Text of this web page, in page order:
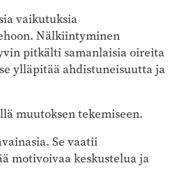
vaikutuksia
Nälkiintyminen
pitkälti samanlaisia oireita
ylläpitää ahdistuneisuutta ja
muutoksen tekemiseen.
Se vaatii
motivoivaa keskustelua ja